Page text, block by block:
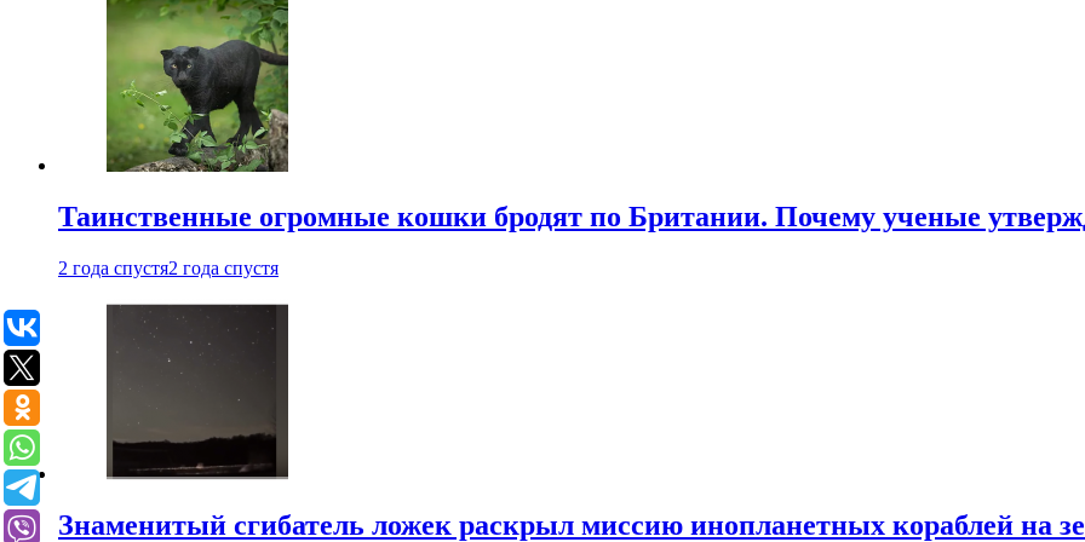
Таинственные огромные кошки бродят по Британии. Почему ученые
2 года спустя2 года спустя
Знаменитый сгибатель ложек раскрыл миссию инопланетных кораблей на